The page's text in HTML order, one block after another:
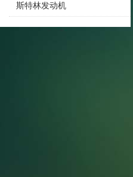
斯特林发动机